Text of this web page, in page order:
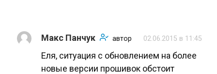
Макс Панчук автор 02.06.2015 в 11:45
Еля, ситуация с обновлением на более
новые версии прошивок обстоит